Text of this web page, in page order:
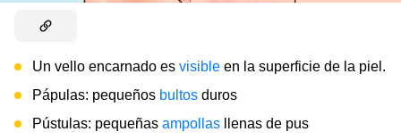
Un vello encarnado es visible en la superficie de la piel.
Pápulas: pequeños bultos duros
Pústulas: pequeñas ampollas llenas de pus